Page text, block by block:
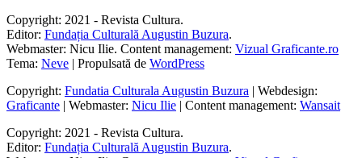
Copyright: 2021 - Revista Cultura.
Editor: Fundația Culturală Augustin Buzura.
Webmaster: Nicu Ilie. Content management: Vizual Graficante.ro
Tema: Neve | Propulsată de WordPress
Copyright: Fundatia Culturala Augustin Buzura | Webdesign:
Graficante | Webmaster: Nicu Ilie | Content management: Wansait
Copyright: 2021 - Revista Cultura.
Editor: Fundația Culturală Augustin Buzura.